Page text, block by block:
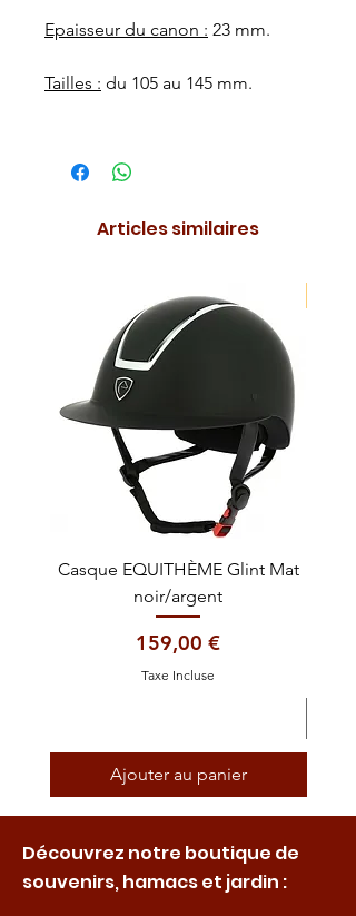
Epaisseur du canon : 23 mm.
Tailles : du 105 au 145 mm.
Articles similaires
Casque EQUITHÈME Glint Mat
noir/argent
Prix
159,00 €
Taxe Incluse
Ajouter au panier
Découvrez notre boutique de
souvenirs, hamacs et jardin :